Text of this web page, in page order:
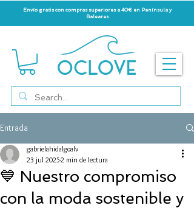
Envío gratis con compras superiores a 40€ en Península y
Baleares
Entrada
💙 Nuestro compromiso
con la moda sostenible y
gabrielahidalgoalv
23 jul 20252 min de lectura